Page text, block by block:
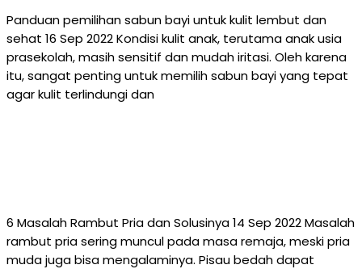
Panduan pemilihan sabun bayi untuk kulit lembut dan
sehat 16 Sep 2022 Kondisi kulit anak, terutama anak usia
prasekolah, masih sensitif dan mudah iritasi. Oleh karena
itu, sangat penting untuk memilih sabun bayi yang tepat
agar kulit terlindungi dan
6 Masalah Rambut Pria dan Solusinya 14 Sep 2022 Masalah
rambut pria sering muncul pada masa remaja, meski pria
muda juga bisa mengalaminya. Pisau bedah dapat